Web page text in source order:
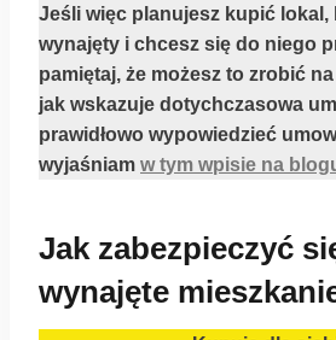
Jeśli więc planujesz kupić lokal,
wynajęty i chcesz się do niego
pamiętaj, że możesz to zrobić
jak wskazuje dotychczasowa
prawidłowo wypowiedzieć
wyjaśniam w tym wpisie na
Jak zabezpieczyć
wynajęte